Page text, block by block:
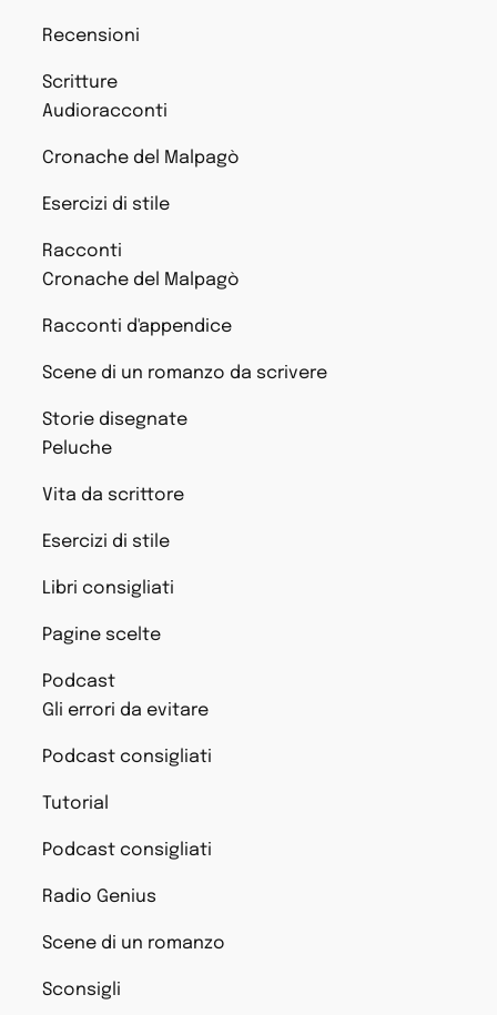
Recensioni
Scritture
Audioracconti
Cronache del Malpagò
Esercizi di stile
Racconti
Cronache del Malpagò
Racconti d'appendice
Scene di un romanzo da scrivere
Storie disegnate
Peluche
Vita da scrittore
Esercizi di stile
Libri consigliati
Pagine scelte
Podcast
Gli errori da evitare
Podcast consigliati
Tutorial
Podcast consigliati
Radio Genius
Scene di un romanzo
Sconsigli